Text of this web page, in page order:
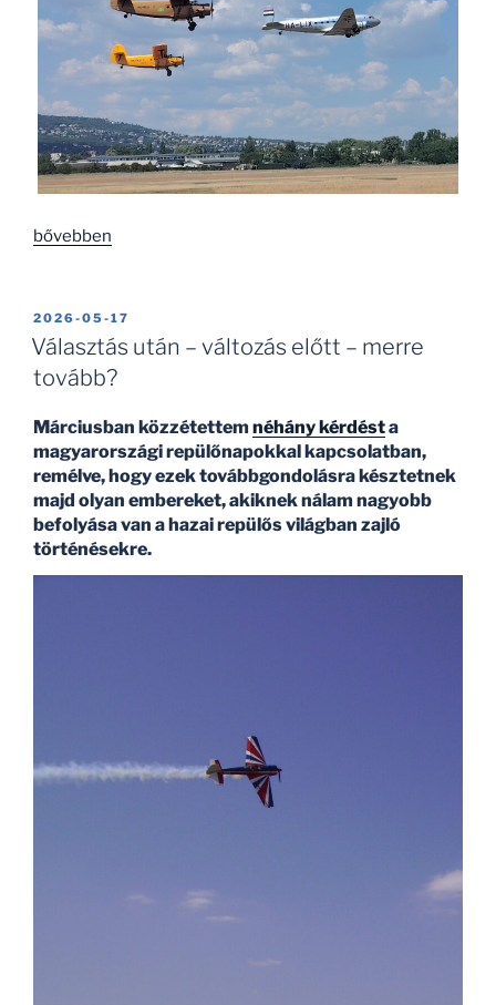
„Ilyen
8.
Budaörsi
Airshow
június
20-
án”
bővebben
BEKÜLDVE:
2026-05-17
Választás után – változás előtt – merre
tovább?
Márciusban közzétettem néhány kérdésta
magyarországi repülőnapokkal kapcsolatban,
remélve, hogy ezek továbbgondolásra késztetnek
majd olyan embereket, akiknek nálam nagyobb
befolyása van a hazai repülős világban zajló
történésekre.